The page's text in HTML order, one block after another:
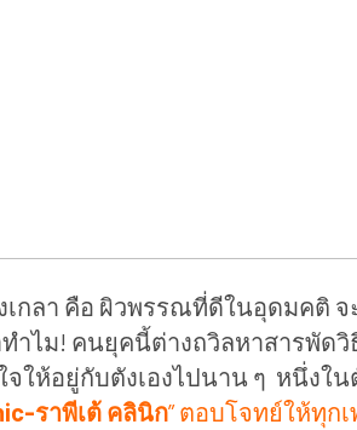
เกลา คือ ผิวพรรณที่ดีในอุดมคติ
ำไม! คนยุคนี้ต่างถวิลหาสารพัดวิ
จให้อยู่กับตังเองไปนาน ๆ หนึ่งใ
ราพีเต้ คลินิก” ตอบโจทย์ให้ทุก